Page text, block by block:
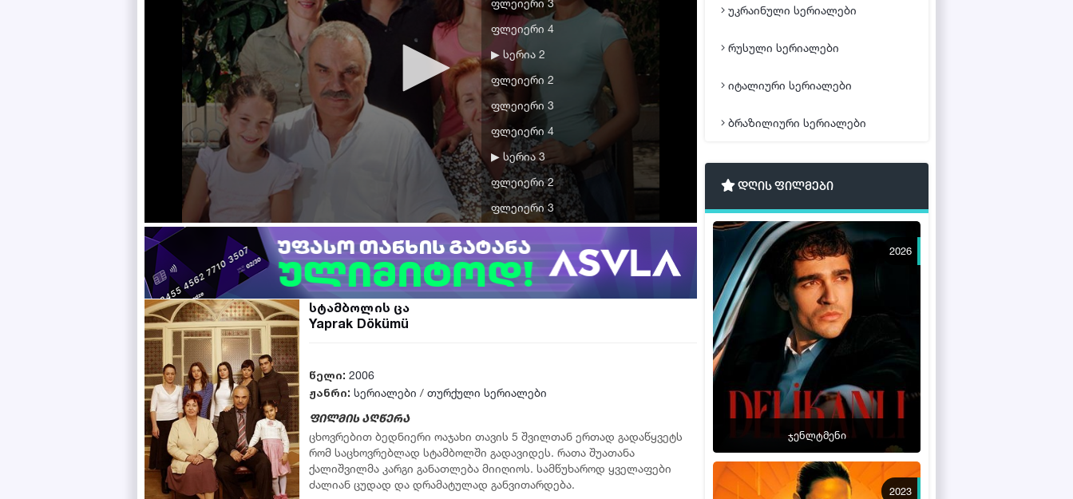
ფლეიერი 3
ფლეიერი 4
▶ სერია 2
ფლეიერი 2
ფლეიერი 3
ფლეიერი 4
▶ სერია 3
ფლეიერი 2
ფლეიერი 3
▶ სერია 4
ფლეიერი 2
ფლეიერი 2
ფლეიერი 4
▶ სერია 6
ფლეიერი 2
სტამბოლის ცა
Yaprak Dökümü
წელი: 2006
ჟანრი: სერიალები / თურქული სერიალები
ფილმის აღწერა
ცხოვრებით ბედნიერი ოაჯახი თავის 5 შვილთან ერთად გადაწყვეტს
რომ საცხოვრებლად სტამბოლში გადავიდეს. რათა შუათანა
ქალიშვილმა კარგი განათლება მიიღიოს. სამწუხაროდ ყველაფები
ძალიან ცუდად და დრამატულად განვითარდება.
უკრაინული სერიალები
რუსული სერიალები
იტალიური სერიალები
ბრაზილიური სერიალები
დღის ფილმები
2026
ჯენლტმენი
2023